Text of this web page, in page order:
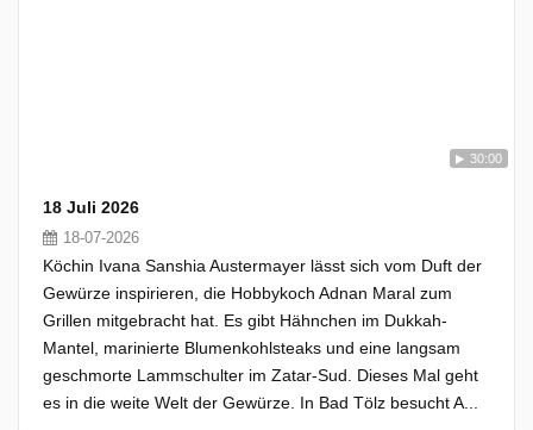
30:00
18 Juli 2026
18-07-2026
Köchin Ivana Sanshia Austermayer lässt sich vom Duft der
Gewürze inspirieren, die Hobbykoch Adnan Maral zum
Grillen mitgebracht hat. Es gibt Hähnchen im Dukkah-
Mantel, marinierte Blumenkohlsteaks und eine langsam
geschmorte Lammschulter im Zatar-Sud. Dieses Mal geht
es in die weite Welt der Gewürze. In Bad Tölz besucht A...